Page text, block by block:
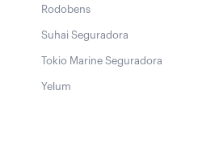
Rodobens
Suhai Seguradora
Tokio Marine Seguradora
Yelum